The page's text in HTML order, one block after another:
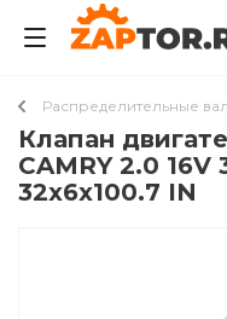
Распределительные
Клапан
CAMRY 2.0 16V
32x6x100.7 IN